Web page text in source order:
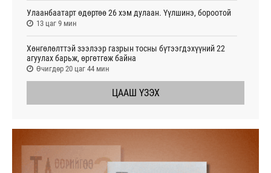
Улаанбаатарт өдөртөө 26 хэм дулаан. Үүлшинэ, бороотой
13 цаг 9 мин
Хөнгөлөлттэй зээлээр газрын тосны бүтээгдэхүүний 22
агуулах барьж, өргөтгөж байна
Өчигдөр 20 цаг 44 мин
ЦААШ ҮЗЭХ